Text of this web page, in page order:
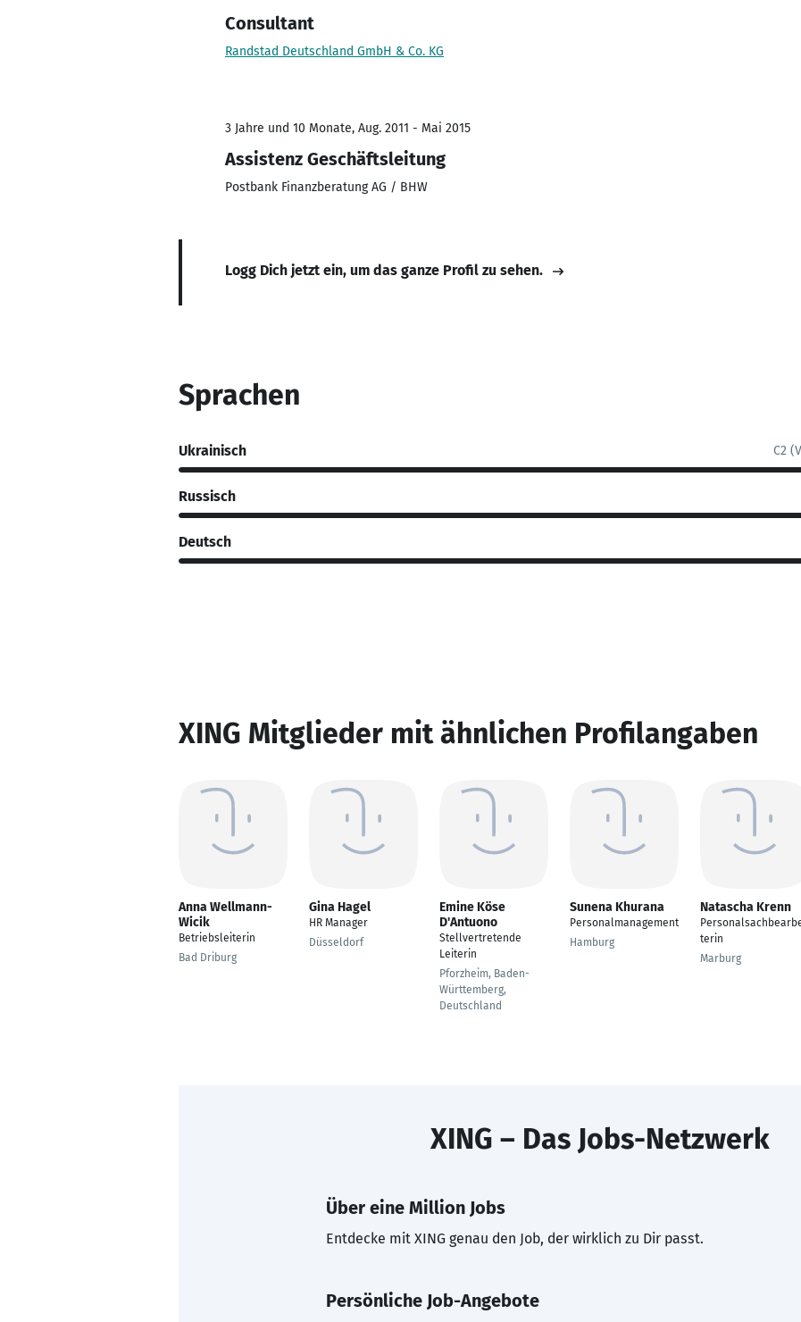
Consultant
Randstad Deutschland GmbH & Co. KG
3 Jahre und 10 Monate, Aug. 2011 - Mai 2015
Assistenz Geschäftsleitung
Postbank Finanzberatung AG / BHW
Logg Dich jetzt ein, um das ganze Profil zu sehen.
Sprachen
Ukrainisch C2
Russisch
Deutsch
XING Mitglieder mit ähnlichen Profilangaben
Anna Wellmann-
Wicik
Betriebsleiterin
Bad Driburg
Gina Hagel
HR Manager
Düsseldorf
Emine Köse
D'Antuono
Stellvertretende
Leiterin
Pforzheim, Baden-
Württemberg,
Deutschland
Sunena Khurana
Personalmanagement
Hamburg
Natascha Krenn
terin
Marburg
XING – Das Jobs-Netzwerk
Über eine Million Jobs
Entdecke mit XING genau den Job, der wirklich zu Dir passt.
Persönliche Job-Angebote